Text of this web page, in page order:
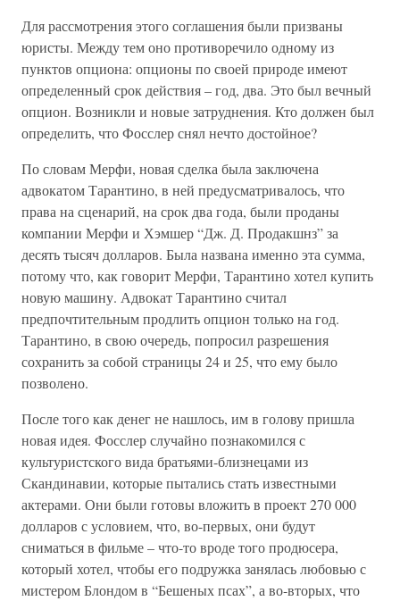
Для рассмотрения этого соглашения были призваны
юристы. Между тем оно противоречило одному из
пунктов опциона: опционы по своей природе имеют
определенный срок действия – год, два. Это был вечный
опцион. Возникли и новые затруднения. Кто должен был
определить, что Фосслер снял нечто достойное?
По словам Мерфи, новая сделка была заключена
адвокатом Тарантино, в ней предусматривалось, что
права на сценарий, на срок два года, были проданы
компании Мерфи и Хэмшер “Дж. Д. Продакшнз” за
десять тысяч долларов. Была названа именно эта сумма,
потому что, как говорит Мерфи, Тарантино хотел купить
новую машину. Адвокат Тарантино считал
предпочтительным продлить опцион только на год.
Тарантино, в свою очередь, попросил разрешения
сохранить за собой страницы 24 и 25, что ему было
позволено.
После того как денег не нашлось, им в голову пришла
новая идея. Фосслер случайно познакомился с
культуристского вида братьями-близнецами из
Скандинавии, которые пытались стать известными
актерами. Они были готовы вложить в проект 270 000
долларов с условием, что, во-первых, они будут
сниматься в фильме – что-то вроде того продюсера,
который хотел, чтобы его подружка занялась любовью с
мистером Блондом в “Бешеных псах”, а во-вторых, что